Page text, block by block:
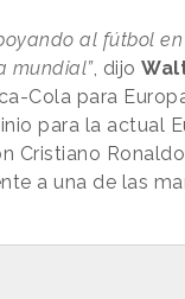
al fútbol
mundial”, dijo
Cola para
para la actual
Cristiano
a una de las